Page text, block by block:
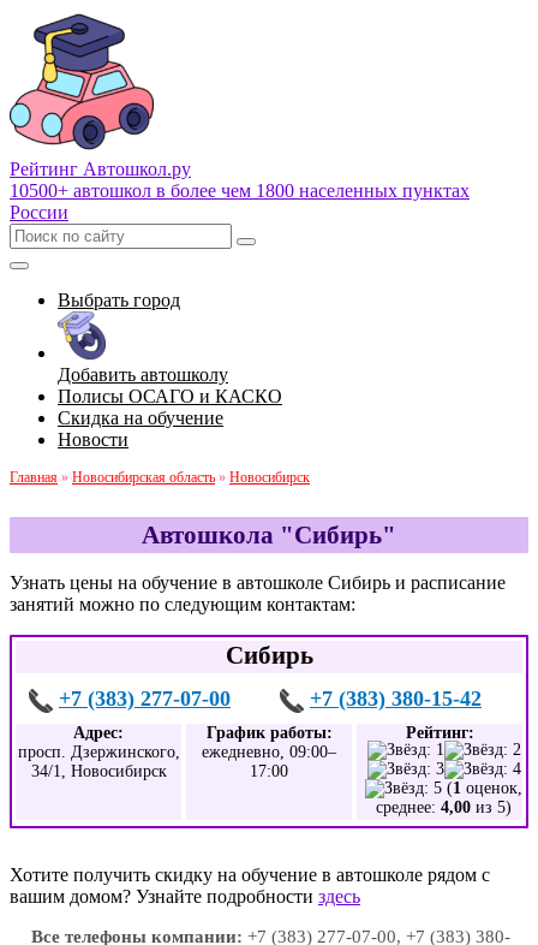
Рейтинг Автошкол.ру
10500+ автошкол в более чем 1800 населенных пунктах
России
Выбрать город
Добавить автошколу
Полисы ОСАГО и КАСКО
Скидка на обучение
Новости
Главная » Новосибирская область » Новосибирск
Автошкола "Сибирь"
Узнать цены на обучение в автошколе Сибирь и расписание
занятий можно по следующим контактам:
Сибирь
+7 (383) 277-07-00 +7 (383) 380-15-42
Адрес:
просп. Дзержинского,
34/1, Новосибирск
График работы:
ежедневно, 09:00–
17:00
Рейтинг:
(1 оценок,
среднее: 4,00 из 5)
Хотите получить скидку на обучение в автошколе рядом с
вашим домом? Узнайте подробности здесь
Все телефоны компании: +7 (383) 277-07-00, +7 (383) 380-